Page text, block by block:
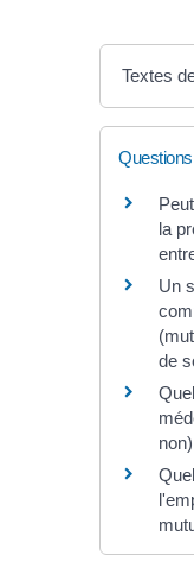
Textes
la
Un
de